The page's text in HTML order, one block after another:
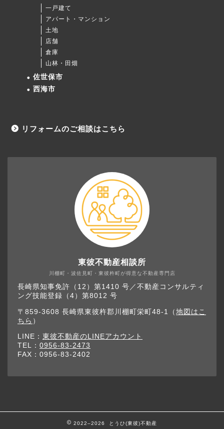
一戸建て
アパート・マンション
土地
店舗
倉庫
山林・田畑
佐世保市
西海市
リフォームのご相談はこちら
川棚町・波佐見町・東彼杵町が得意な不動産専門店
東彼不動産相談所
長崎県知事免許（12）第1410 号／不動産コンサルティ
ング技能登録（4）第8012 号
〒859-3608 長崎県東彼杵郡川棚町栄町48-1（ 地図はこ
ちら ）
LINE： 東彼不動産のLINEアカウント
TEL： 0956-83-2473
FAX：0956-83-2402
2022–2026 とうひ(東彼)不動産